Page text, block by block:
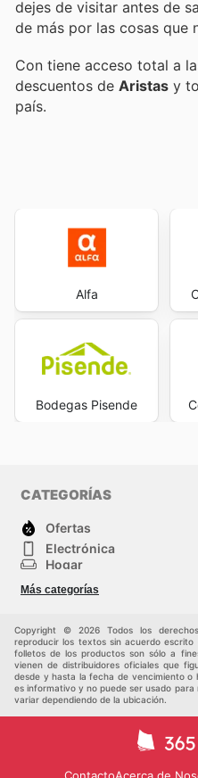
dejes de visitar antes de
de más por las cosas que
Con tiene acceso total a
descuentos de Aristas y
país.
Alfa
Bodegas Pisende
CATEGORÍAS
Ofertas
Electrónica
Hogar
Herramientas y jardinería
Infancia
Más categorías
Copyright © 2026 Todos los
reproducir los textos sin acuerdo
folletos de los productos son sólo a
vienen de distribuidores oficiales que
desde y hasta la fecha de vencimiento
es informativo y no puede ser usado
variar dependiendo de la ubicación.